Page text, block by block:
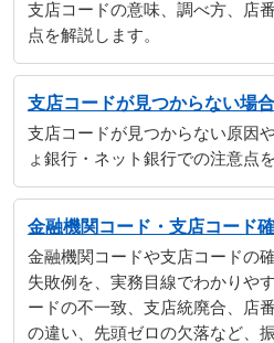
支店コードの意味、調べ方、店
点を解説します。
支店コードが見つからない場
支店コードが見つからない原因
ょ銀行・ネット銀行での注意点
金融機関コード・支店コード
金融機関コードや支店コードの
失敗例を、実務目線でわかりや
ードの不一致、支店統廃合、店
の違い、先頭ゼロの欠落など、